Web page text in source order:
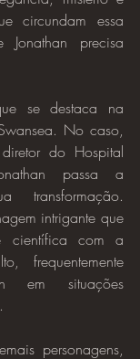
circundam essa
precisa
No caso,
do Hospital
passa a
transformação.
intrigante que
científica com a
frequentemente
em situações